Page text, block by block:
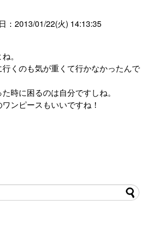
：2013/01/22(火) 14:13:35
。
くのも気が重くて行かなかったんで
時に困るのは自分ですしね。
ンピースもいいですね！